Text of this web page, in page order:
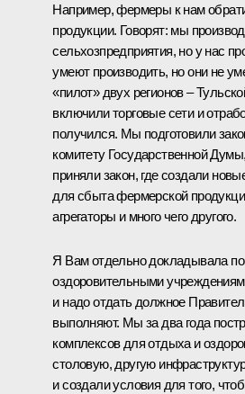
Например, фермеры к нам
продукции. Говорят: мы
сельхозпредприятия, но у нас
умеют производить, но они не
«пилот» двух регионов –
включили торговые сети и
получился. Мы подготовили
комитету Государственной
приняли закон, где создали
для сбыта фермерской
агрегаторы и много чего другого.
Я Вам отдельно докладывала
оздоровительными
и надо отдать должное
выполняют. Мы за два года
комплексов для отдыха и
столовую, другую
и создали условия для того,